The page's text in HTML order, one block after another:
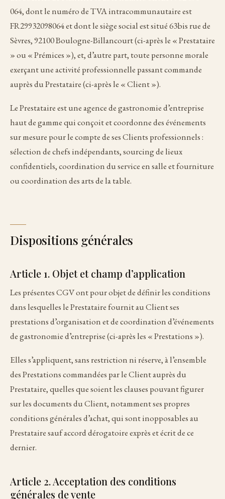
064, dont le numéro de TVA intracommunautaire est
FR29932098064 et dont le siège social est situé 63bis rue de
Sèvres, 92100 Boulogne-Billancourt (ci-après le « Prestataire
» ou « Prémices »), et, d’autre part, toute personne morale
exerçant une activité professionnelle passant commande
auprès du Prestataire (ci-après le « Client »).
Le Prestataire est une agence de gastronomie d’entreprise
haut de gamme qui conçoit et coordonne des événements
sur mesure pour le compte de ses Clients professionnels :
sélection de chefs indépendants, sourcing de lieux
confidentiels, coordination du service en salle et fourniture
ou coordination des arts de la table.
Dispositions générales
Article 1. Objet et champ d’application
Les présentes CGV ont pour objet de définir les conditions
dans lesquelles le Prestataire fournit au Client ses
prestations d’organisation et de coordination d’événements
de gastronomie d’entreprise (ci-après les « Prestations »).
Elles s’appliquent, sans restriction ni réserve, à l’ensemble
des Prestations commandées par le Client auprès du
Prestataire, quelles que soient les clauses pouvant figurer
sur les documents du Client, notamment ses propres
conditions générales d’achat, qui sont inopposables au
Prestataire sauf accord dérogatoire exprès et écrit de ce
dernier.
Article 2. Acceptation des conditions
générales de vente